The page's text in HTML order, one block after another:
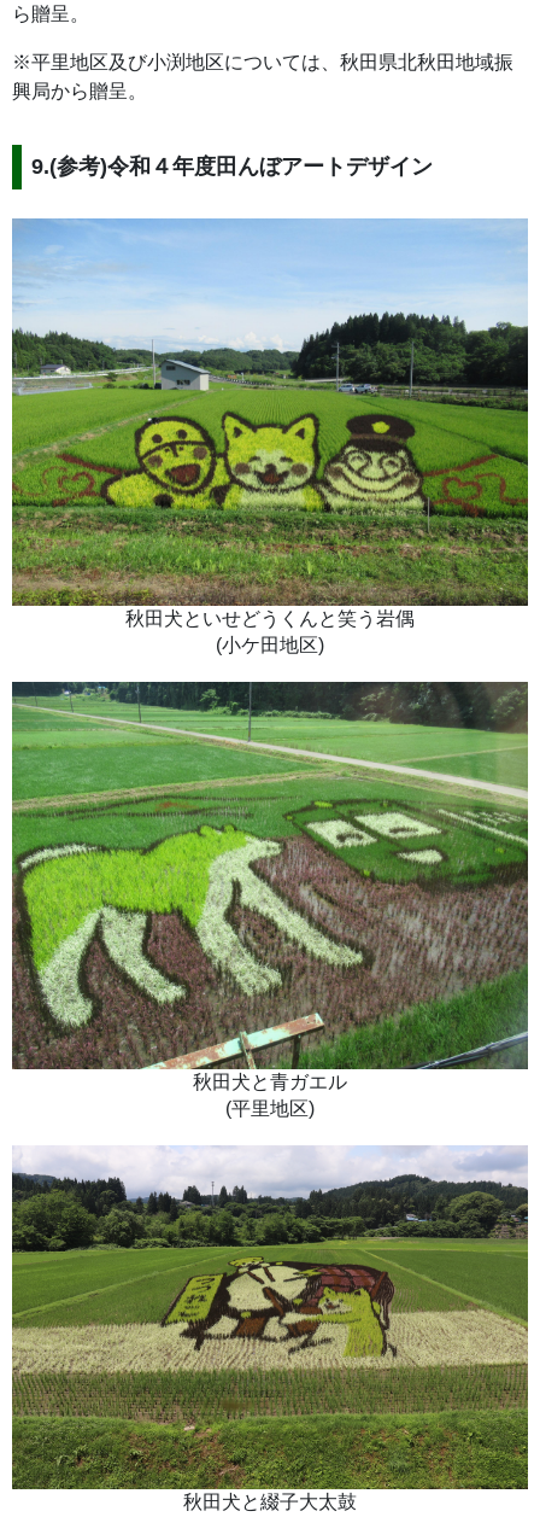
ら贈呈。
※平里地区及び小渕地区については、秋田県北秋田地域振
興局から贈呈。
9.(参考)令和４年度田んぼアートデザイン
秋田犬といせどうくんと笑う岩偶
(小ケ田地区)
秋田犬と青ガエル
(平里地区)
秋田犬と綴子大太鼓